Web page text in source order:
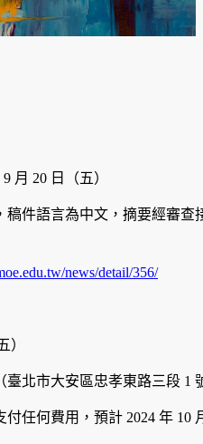
月 20 日（五）
稿件語言為中文，摘要經審
news/detail/356/
）
北市大安區忠孝東路三段 1
任何費用，預計 2024 年